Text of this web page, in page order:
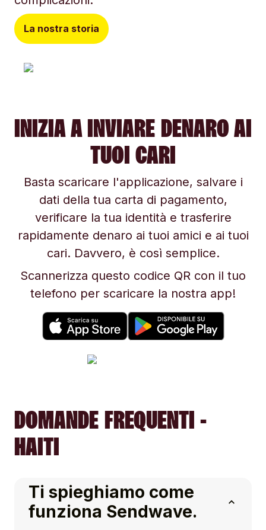
La nostra storia
INIZIA A INVIARE DENARO AI
TUOI CARI
Basta scaricare l'applicazione, salvare i
dati della tua carta di pagamento,
verificare la tua identità e trasferire
rapidamente denaro ai tuoi amici e ai tuoi
cari. Davvero, è così semplice.
Scannerizza questo codice QR con il tuo
telefono per scaricare la nostra app!
DOMANDE FREQUENTI -
HAITI
Ti spieghiamo come
funziona Sendwave.